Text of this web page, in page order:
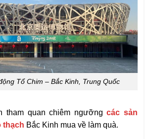
Tổ Chim – Bắc Kinh, Trung Quốc
tham quan chiêm ngưỡngcác sản
thạch Bắc Kinh mua về làm quà.